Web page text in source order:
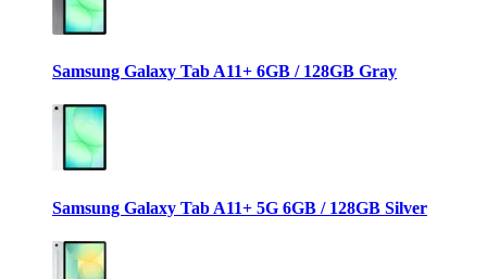
Samsung Galaxy Tab A11+ 6GB / 128GB Gray
Samsung Galaxy Tab A11+ 5G 6GB / 128GB Silver